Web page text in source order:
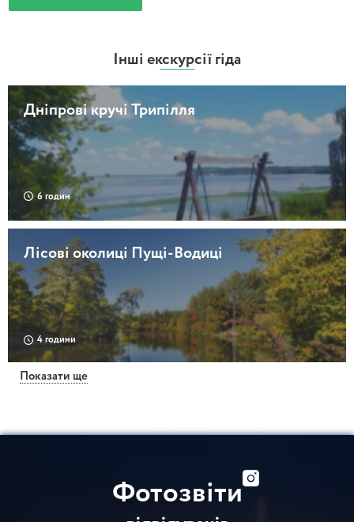
Інші екскурсії гіда
Дніпрові кручі Трипілля
6 годин
Лісові околиці Пущі-Водиці
4 години
Показати ще
Фотозвіти